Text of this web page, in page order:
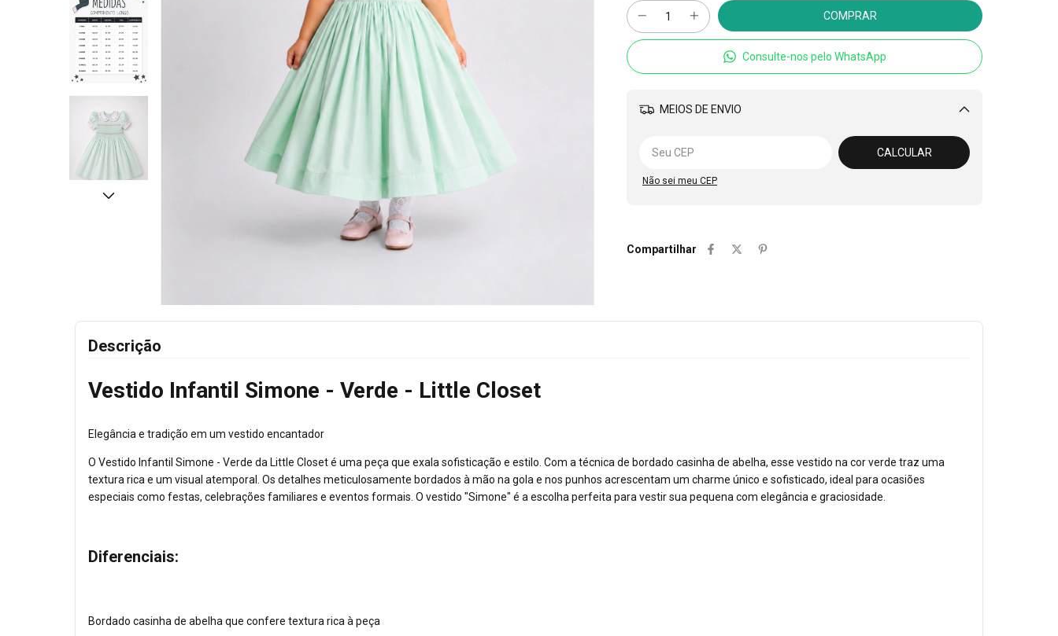
Consulte-nos pelo WhatsApp
MEIOS DE ENVIO
Alterar CEP
CALCULAR
Não sei meu CEP
Compartilhar
Descrição
Vestido Infantil Simone - Verde - Little Closet
Elegância e tradição em um vestido encantador
O Vestido Infantil Simone - Verde da Little Closet é uma peça que exala sofisticação e estilo. Com a técnica de bordado casinha de abelha, esse vestido na cor verde traz uma
textura rica e um visual atemporal. Os detalhes meticulosamente bordados à mão na gola e nos punhos acrescentam um charme único e sofisticado, ideal para ocasiões
especiais como festas, celebrações familiares e eventos formais. O vestido "Simone" é a escolha perfeita para vestir sua pequena com elegância e graciosidade.
Diferenciais:
Bordado casinha de abelha que confere textura rica à peça